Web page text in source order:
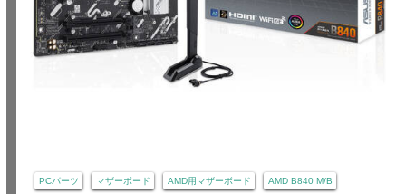
PCパーツ マザーボード AMD用マザーボード AMD B840 M/B